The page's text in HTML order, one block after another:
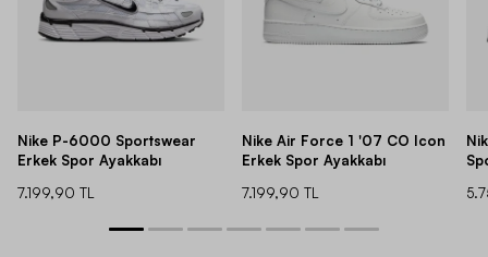
Nike P-6000 Sportswear
Erkek Spor Ayakkabı
7.199,90 TL
Nike Air Force 1 '07 CO Icon
Erkek Spor Ayakkabı
7.199,90 TL